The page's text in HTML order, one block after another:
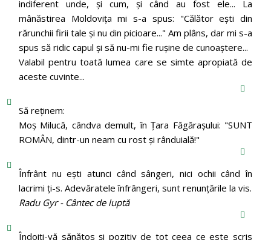
indiferent unde, și cum, și când au fost ele... La
mânăstirea Moldoviţa mi s-a spus: "Călător eşti din
rărunchii firii tale şi nu din picioare..." Am plâns, dar mi s-a
spus să ridic capul şi să nu-mi fie ruşine de cunoaştere...
Valabil pentru toată lumea care se simte apropiată de
aceste cuvinte...
Să reținem:
Moș Milucă, cândva demult, în Ţara Făgăraşului: "SUNT
ROMÂN, dintr-un neam cu rost şi rânduială!"
Înfrânt nu ești atunci când sângeri, nici ochii când în
lacrimi ți-s. Adevăratele înfrângeri, sunt renunțările la vis.
Radu Gyr - Cântec de luptă
Îndoiți-vă sănătos și pozitiv de tot ceea ce este scris